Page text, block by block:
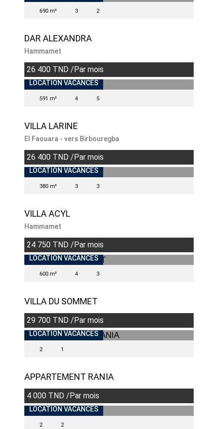
690 m² 3 2
DAR ALEXANDRA
Hammamet
26 400 TND /Par mois
LOCATION VACANCES
591 m² 4 5
VILLA LARINE
El Faouara - vers Birbouregba
26 400 TND /Par mois
LOCATION VACANCES
380 m² 3 3
VILLA ACYL
Hammamet
24 750 TND /Par mois
LOCATION VACANCES
600 m² 4 3
VILLA DU SOMMET
29 700 TND /Par mois
LOCATION VACANCES
2 1
APPARTEMENT RANIA
4 000 TND /Par mois
LOCATION VACANCES
2 2